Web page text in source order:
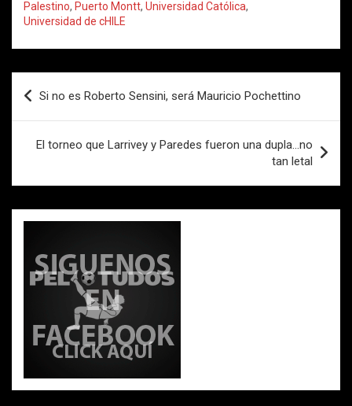
b
o
o
k
er
A
p
p
ar
tir
Palestino, Puerto Montt, Universidad Católica,
Universidad de cHILE
Navegación
de
entradas
Si no es Roberto Sensini, será Mauricio Pochettino
El torneo que Larrivey y Paredes fueron una dupla…no
tan letal